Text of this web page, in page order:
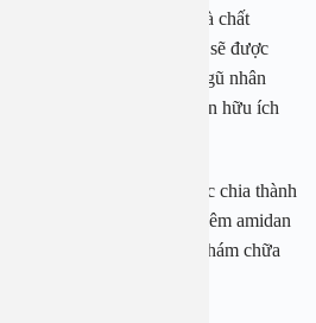
đảm bảo tiêu chuẩn và chất
với chúng tôi khách hàng sẽ được
nghiệp nơi có đội ngũ nhân
và giải đáp những thông tin hữu ích
An Việt chúng tôi được chia thành
biệt. Vì vậy đối với bệnh viêm amidan
chuyển đến khoa nhi để khám chữa